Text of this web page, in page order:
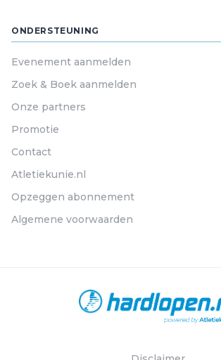
ONDERSTEUNING
Evenement aanmelden
Zoek & Boek aanmelden
Onze partners
Promotie
Contact
Atletiekunie.nl
Opzeggen abonnement
Algemene voorwaarden